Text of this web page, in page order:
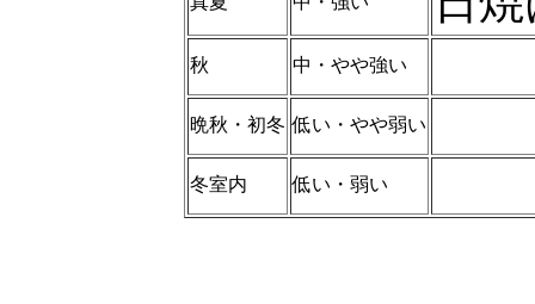
秋 中・やや強い
晩秋・初冬 低い・やや弱い
冬室内 低い・弱い